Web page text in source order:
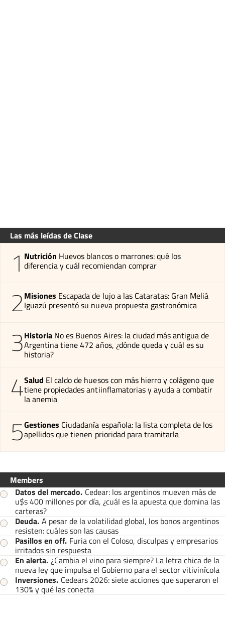
Las más leídas de Clase
1 Nutrición Huevos blancos o marrones: qué los
diferencia y cuál recomiendan comprar
2Misiones Escapada de lujo a las Cataratas: Gran Meliá
Iguazú presentó su nueva propuesta gastronómica
3Historia No es Buenos Aires: la ciudad más antigua de
Argentina tiene 472 años, ¿dónde queda y cuál es su
historia?
4Salud El caldo de huesos con más hierro y colágeno que
tiene propiedades antiinflamatorias y ayuda a combatir
la anemia
5Gestiones Ciudadanía española: la lista completa de los
apellidos que tienen prioridad para tramitarla
Members
Datos del mercado. Cedear: los argentinos mueven más de
u$s 400 millones por día, ¿cuál es la apuesta que domina las
carteras?
Deuda. A pesar de la volatilidad global, los bonos argentinos
resisten: cuáles son las causas
Pasillos en off. Furia con el Coloso, disculpas y empresarios
irritados sin respuesta
En alerta. ¿Cambia el vino para siempre? La letra chica de la
nueva ley que impulsa el Gobierno para el sector vitivinícola
Inversiones. Cedears 2026: siete acciones que superaron el
130% y qué las conecta